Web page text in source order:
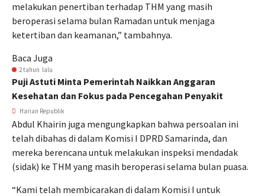
melakukan penertiban terhadap THM yang masih
beroperasi selama bulan Ramadan untuk menjaga
ketertiban dan keamanan,” tambahnya.
Baca Juga
2 tahun lalu
Puji Astuti Minta Pemerintah Naikkan Anggaran
Kesehatan dan Fokus pada Pencegahan Penyakit
Harian Republik
Abdul Khairin juga mengungkapkan bahwa persoalan ini
telah dibahas di dalam Komisi I DPRD Samarinda, dan
mereka berencana untuk melakukan inspeksi mendadak
(sidak) ke THM yang masih beroperasi selama bulan puasa.
“Kami telah membicarakan di dalam Komisi I untuk